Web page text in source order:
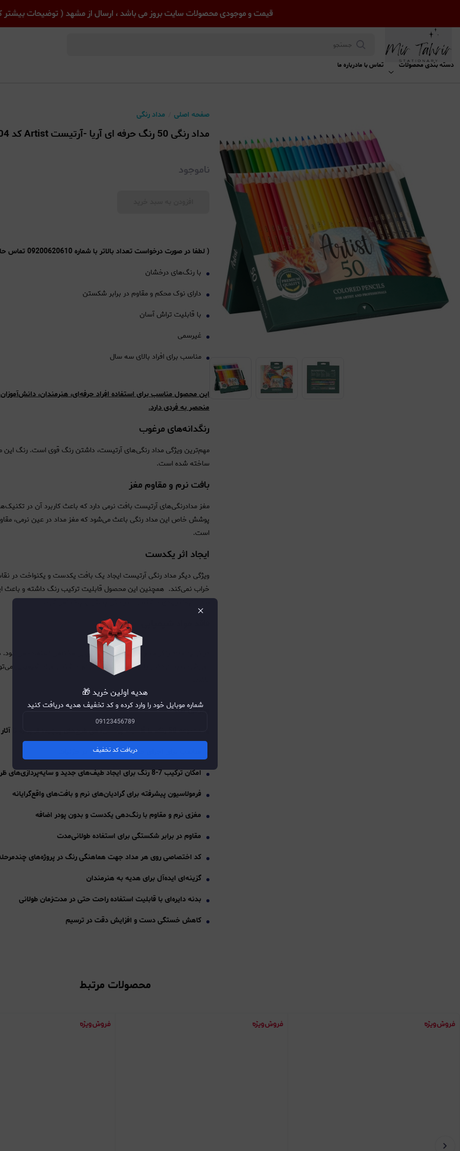
قیمت و موجودی محصولات سایت بروز می باشد ، ارسال از مشهد ( توضیحات بیشتر
دسته بندی محصولات تماس با مادرباره ما
صفحه اصلی مداد رنگی
مداد رنگی 50 رنگ حرفه ای آریا -آرتیست Artist کد 3604
ناموجود
( لطفا در صورت درخواست تعداد بالاتر با شماره 09200620610 تماس حاصل فرمایید.)
با رنگ‌های درخشان
دارای نوک محکم و مقاوم در برابر شکستن
با قابلیت تراش آسان
غیرسمی
مناسب برای افراد بالای سه سال
این محصول مناسب برای استفاده افراد حرفه‌ای، هنرمندان،
منحصر به ‌فردی دارد.
رنگدانه‌های مرغوب
مهم‌ترین ویژگی مداد رنگی‌های آرتیست، داشتن رنگ قوی است. رنگ این
ساخته شده ‌است.
بافت نرم و مقاوم مغز
مغز مدادرنگی‌های آرتیست بافت نرمی دارد که باعث کاربرد آن در
پوشش خاص این مداد رنگی باعث می‌شود که مغز مداد در عین نرمی،
است.
ایجاد اثر یکدست
ویژگی دیگر مداد رنگی آرتیست ایجاد یک بافت یکدست و یکنواخت در
خراب نمی‌کند. همچنین این محصول قابلیت ترکیب رنگ داشته و باعث
در تولید مداد رنگی‌ها از مواد اسیدی و شیمیایی مختلفی استفاده
نمی‌شود. زیرا کودکان با این محصولات سروکار داشته و مواد شیمیایی
ویژگی ها:
مناسب برای اجرای حرفه‌ای با دقت بالا در جزئیات
امکان ترکیب 7-8 رنگ برای ایجاد طیف‌های جدید و سایه‌پردازی‌های ظریف
فرمولاسیون پیشرفته برای گرادیان‌های نرم و بافت‌های واقع‌گرایانه
مغزی نرم و مقاوم با رنگ‌دهی یکدست و بدون پودر اضافه
مقاوم در برابر شکستگی برای استفاده طولانی‌مدت
کد اختصاصی روی هر مداد جهت هماهنگی رنگ در پروژه‌های
گزینه‌ای ایده‌آل برای هدیه به هنرمندان
بدنه دایره‌ای با قابلیت استفاده راحت حتی در مدت‌زمان طولانی
کاهش خستگی دست و افزایش دقت در ترسیم
محصولات مرتبط
×
هدیه اولین خرید 🎁
شماره موبایل خود را وارد کرده و کد تخفیف هدیه دریافت کنید
دریافت کد تخفیف